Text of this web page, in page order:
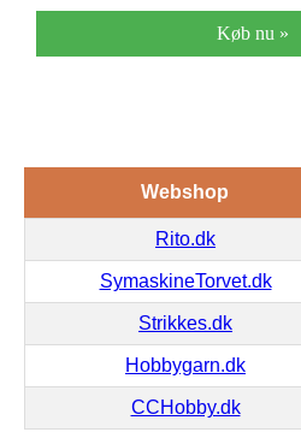
Køb nu »
Webshop
Rito.dk
SymaskineTorvet.dk
Strikkes.dk
Hobbygarn.dk
CCHobby.dk